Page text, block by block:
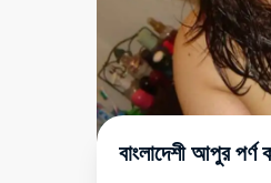
বাংলাদেশী আপুর পর্ণ